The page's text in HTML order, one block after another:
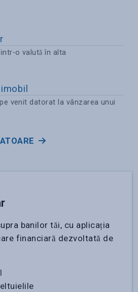
o valută în alta
venit datorat la vânzarea unui
banilor tăi, cu aplicația
financiară dezvoltată de